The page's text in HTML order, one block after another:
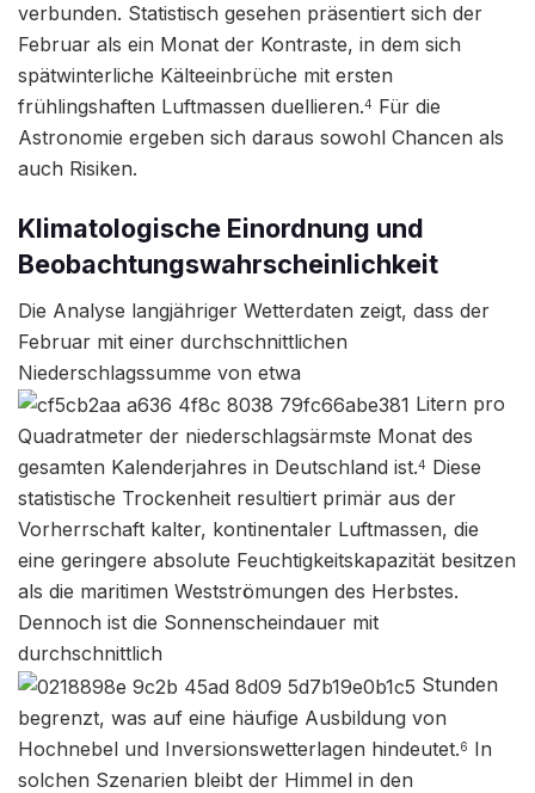
verbunden. Statistisch gesehen präsentiert sich der
Februar als ein Monat der Kontraste, in dem sich
spätwinterliche Kälteeinbrüche mit ersten
frühlingshaften Luftmassen duellieren.4 Für die
Astronomie ergeben sich daraus sowohl Chancen als
auch Risiken.
Klimatologische Einordnung und
Beobachtungswahrscheinlichkeit
Die Analyse langjähriger Wetterdaten zeigt, dass der
Februar mit einer durchschnittlichen
Niederschlagssumme von etwa
Litern pro
Quadratmeter der niederschlagsärmste Monat des
gesamten Kalenderjahres in Deutschland ist.4 Diese
statistische Trockenheit resultiert primär aus der
Vorherrschaft kalter, kontinentaler Luftmassen, die
eine geringere absolute Feuchtigkeitskapazität besitzen
als die maritimen Westströmungen des Herbstes.
Dennoch ist die Sonnenscheindauer mit
durchschnittlich
Stunden
begrenzt, was auf eine häufige Ausbildung von
Hochnebel und Inversionswetterlagen hindeutet.6 In
solchen Szenarien bleibt der Himmel in den